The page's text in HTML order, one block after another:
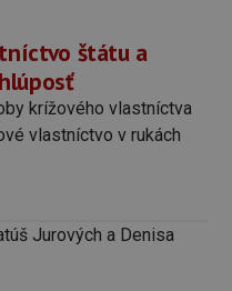
štátu a
krížového vlastníctva
vlastníctvo v rukách